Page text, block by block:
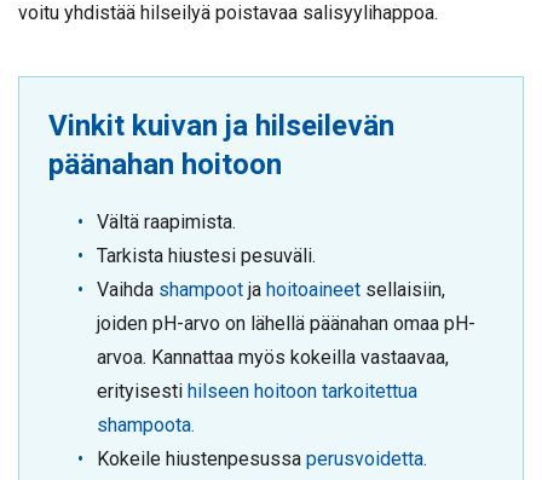
voitu yhdistää hilseilyä poistavaa salisyylihappoa.
Vinkit kuivan ja hilseilevän
päänahan hoitoon
Vältä raapimista.
Tarkista hiustesi pesuväli.
Vaihda shampoot ja hoitoaineet sellaisiin,
joiden pH-arvo on lähellä päänahan omaa pH-
arvoa. Kannattaa myös kokeilla vastaavaa,
erityisesti hilseen hoitoon tarkoitettua
shampoota.
Kokeile hiustenpesussa perusvoidetta.